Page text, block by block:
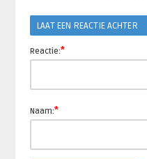
LAAT EEN REACTIE ACHTER
Reactie:*
Naam:*